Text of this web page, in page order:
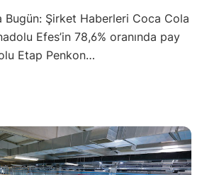
Bugün: Şirket Haberleri Coca Cola
Efes’in 78,6% oranında pay
Etap Penkon…